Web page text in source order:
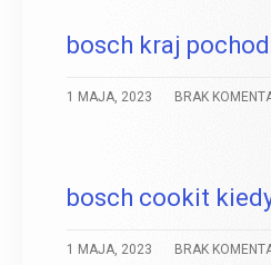
bosch kraj
1 MAJA, 2023 BRAK
bosch cookit
1 MAJA, 2023 BRAK